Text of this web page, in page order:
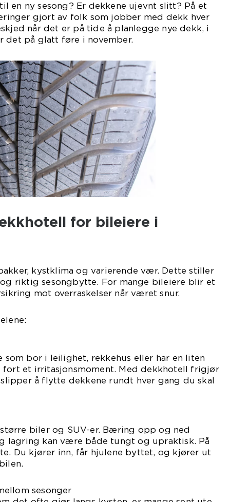
en ny sesong? Er dekkene ujevnt slitt? På et
gjort av folk som jobber med dekk hver
når det er på tide å planlegge nye dekk, i
på glatt føre i november.
for bileiere i
kystklima og varierende vær. Dette stiller
riktig sesongbytte. For mange bileiere blir et
mot overraskelser når været snur.
som bor i leilighet, rekkehus eller har en liten
fort et irritasjonsmoment. Med dekkhotell frigjør
å flytte dekkene rundt hver gang du skal
biler og SUV-er. Bæring opp og ned
lagring kan være både tungt og upraktisk. På
Du kjører inn, får hjulene byttet, og kjører ut
sesonger